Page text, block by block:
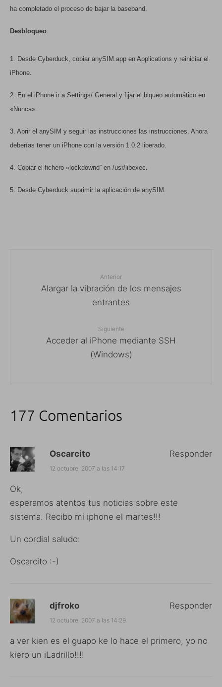
ha completado el proceso de bajar la baseband.
Desbloqueo
1. Desde Cyberduck, copiar anySIM.app en Applications y reiniciar el
iPhone.
2. En el iPhone ir a Settings/ General y fijar el blqueo automático en
«Nunca».
3. Abrir el anySIM y seguir las instrucciones las instrucciones. Ahora
deberías tener un iPhone con la versión 1.0.2 liberado.
4. Copiar el fichero «lockdownd” en /usr/libexec.
5. Desde Cyberduck suprimir la aplicación de anySIM.
Anterior
Alargar la vibración de los mensajes
entrantes
Siguiente
Acceder al iPhone mediante SSH
(Windows)
177 Comentarios
Oscarcito
12 octubre, 2007 a las 14:17
Ok,
esperamos atentos tus noticias sobre este
sistema. Recibo mi iphone el martes!!!
Un cordial saludo:
Oscarcito :-)
Responder
djfroko
12 octubre, 2007 a las 14:29
a ver kien es el guapo ke lo hace el primero, yo no
kiero un iLadrillo!!!!
Responder